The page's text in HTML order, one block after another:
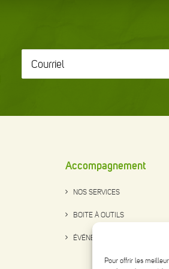
Pour offrir les
Accompagnement
NOS SERVICES
BOITE À OUTILS
ÉVÉNEMENTS